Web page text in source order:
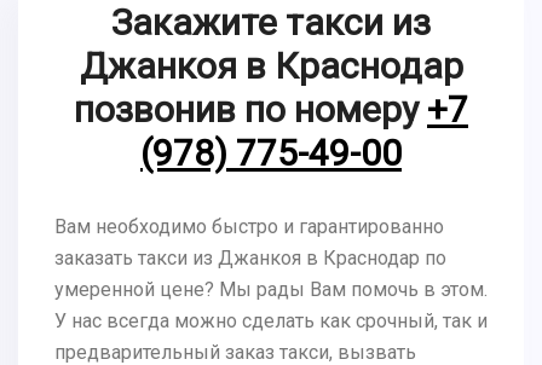
Закажите такси из
Джанкоя в Краснодар
позвонив по номеру +7
(978) 775-49-00
Вам необходимо быстро и гарантированно
заказать такси из Джанкоя в Краснодар по
умеренной цене? Мы рады Вам помочь в этом.
У нас всегда можно сделать как срочный, так и
предварительный заказ такси, вызвать